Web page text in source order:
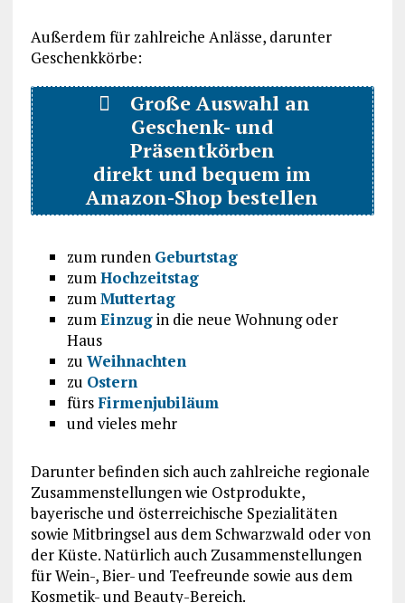
Außerdem für zahlreiche Anlässe, darunter
Geschenkkörbe:
Große Auswahl an
Geschenk- und
Präsentkörben
direkt und bequem im
Amazon-Shop bestellen
zum runden Geburtstag
zum Hochzeitstag
zum Muttertag
zum Einzugin die neue Wohnung oder
Haus
zu Weihnachten
zu Ostern
fürsFirmenjubiläum
und vieles mehr
Darunter befinden sich auch zahlreiche regionale
Zusammenstellungen wie Ostprodukte,
bayerische und österreichische Spezialitäten
sowie Mitbringsel aus dem Schwarzwald oder von
der Küste. Natürlich auch Zusammenstellungen
für Wein-, Bier- und Teefreunde sowie aus dem
Kosmetik- und Beauty-Bereich.